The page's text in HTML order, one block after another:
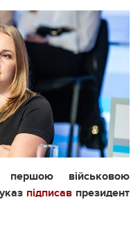
військовою
підписав президент